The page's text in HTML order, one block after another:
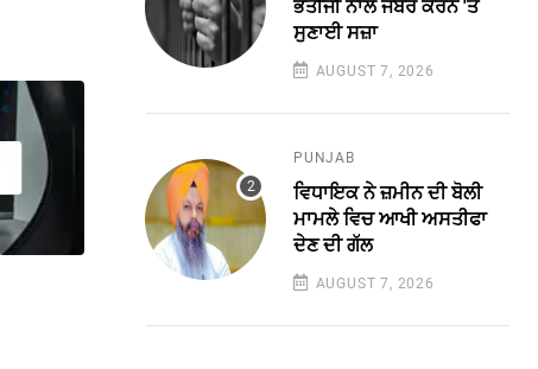
ਭਤੀਜੀ ਨਾਲ ਜਬਰ ਕਰਨ 'ਤੇ
ਸੁਣਾਈ ਸਜ਼ਾ
AUGUST 7, 2026
PUNJAB
ਵਿਧਾਇਕ ਨੇ ਜ਼ਮੀਨ ਦੀ ਬੋਲੀ
ਮਾਮਲੇ ਵਿਚ ਆਖੀ ਅਸਤੀਫਾ
ਦੇਣ ਦੀ ਗੱਲ
AUGUST 7, 2026